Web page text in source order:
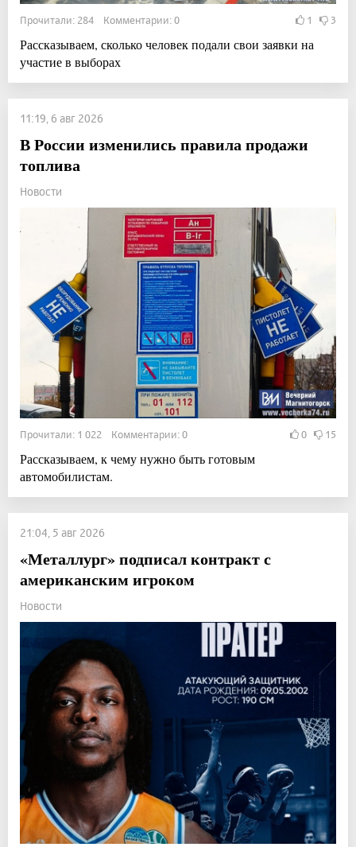
Прочитали: 284 Комментарии: 0 1 3
Рассказываем, сколько человек подали свои заявки на
участие в выборах
11:19, 6 авг 2026
В России изменились правила продажи
топлива
Новости
Прочитали: 1 022 Комментарии: 0 0 15
Рассказываем, к чему нужно быть готовым
автомобилистам.
21:04, 5 авг 2026
«Металлург» подписал контракт с
американским игроком
Новости